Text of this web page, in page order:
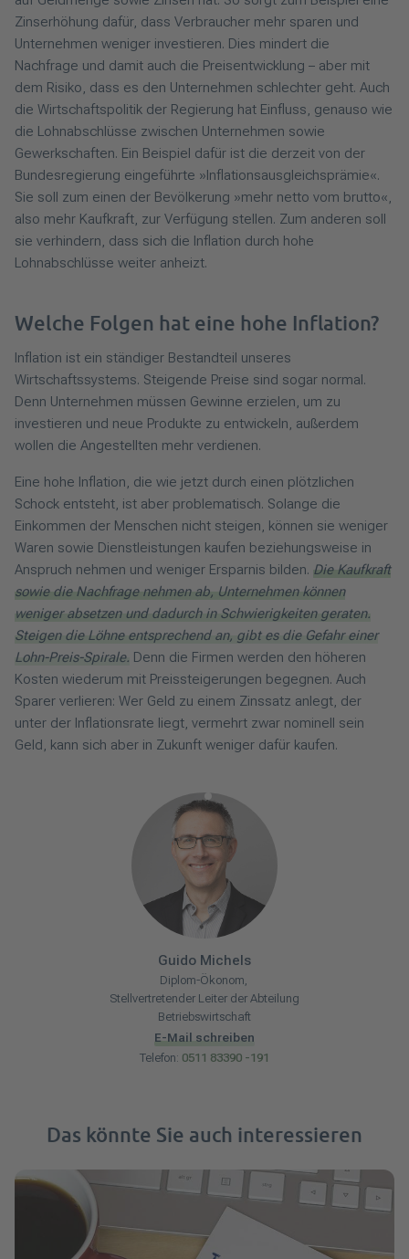
Zinserhöhung dafür, dass Verbraucher mehr sparen und
Unternehmen weniger investieren. Dies mindert die
Nachfrage und damit auch die Preisentwicklung – aber mit
dem Risiko, dass es den Unternehmen schlechter geht. Auch
die Wirtschaftspolitik der Regierung hat Einfluss, genauso wie
die Lohnabschlüsse zwischen Unternehmen sowie
Gewerkschaften. Ein Beispiel dafür ist die derzeit von der
Bundesregierung eingeführte »Inflationsausgleichsprämie«.
Sie soll zum einen der Bevölke­rung »mehr netto vom brutto«,
also mehr Kaufkraft, zur Verfügung stellen. Zum anderen soll
sie verhindern, dass sich die Inflation durch hohe
Lohnabschlüsse weiter anheizt.
Welche Folgen hat eine hohe Inflation?
Inflation ist ein ständiger Bestandteil unseres
Wirtschaftssystems. Steigende Preise sind sogar normal.
Denn Unternehmen müssen Gewinne erzielen, um zu
investieren und neue Produkte zu entwickeln, außerdem
wollen die Angestellten mehr verdienen.
Eine hohe Inflation, die wie jetzt durch einen plötzlichen
Schock entsteht, ist aber problematisch. Solange die
Einkommen der Menschen nicht steigen, können sie weniger
Waren sowie Dienstleistungen kaufen beziehungsweise in
Anspruch nehmen und weniger Ersparnis bilden. Die Kaufkraft
sowie die Nachfrage nehmen ab, Unternehmen können
weniger absetzen und dadurch in Schwierigkeiten geraten.
Steigen die Löhne entsprechend an, gibt es die Gefahr einer
Lohn-Preis-Spirale. Denn die Firmen werden den höheren
Kosten wiederum mit Preissteigerungen begegnen. Auch
Sparer verlieren: Wer Geld zu einem Zinssatz anlegt, der
unter der Inflationsrate liegt, vermehrt zwar nominell sein
Geld, kann sich aber in Zukunft weniger dafür kaufen.
Guido Michels
Diplom-Ökonom,
Stellvertretender Leiter der Abteilung
Betriebswirtschaft
E-Mail schreiben
Telefon: 0511 83390 -191
Das könnte Sie auch interessieren